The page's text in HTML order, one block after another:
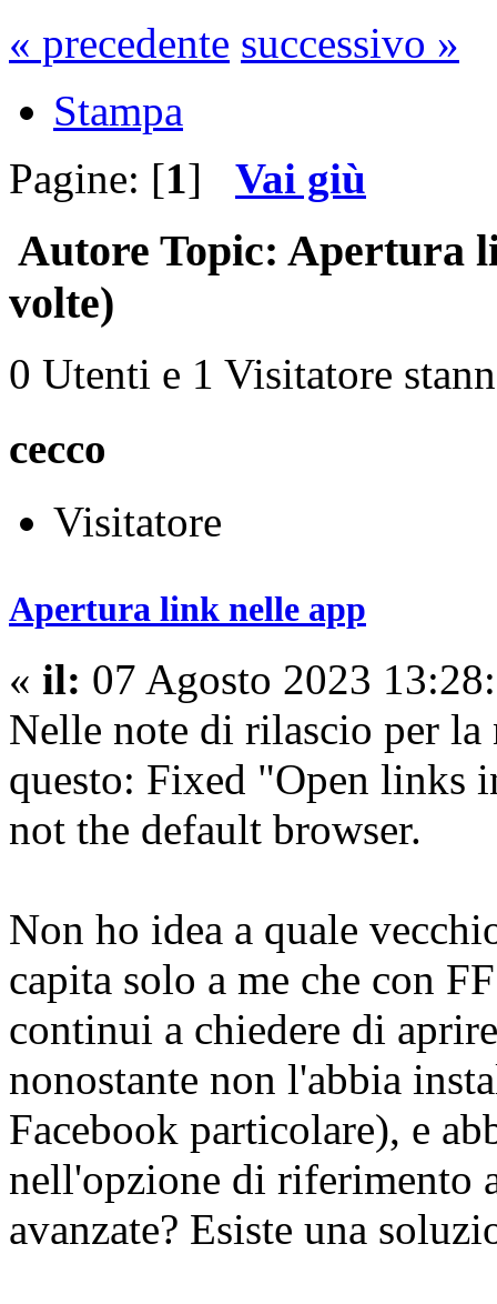
« precedente successivo »
Stampa
Pagine: [1] Vai giù
Autore Topic: Apertura
volte)
0 Utenti e 1 Visitatore
cecco
Visitatore
Apertura link nelle app
« il: 07 Agosto 2023
Nelle note di rilascio per
questo: Fixed "Open links
not the default browser.
Non ho idea a quale
capita solo a me che con
continui a chiedere di
nonostante non l'abbia
Facebook particolare), e
nell'opzione di riferimento
avanzate? Esiste una